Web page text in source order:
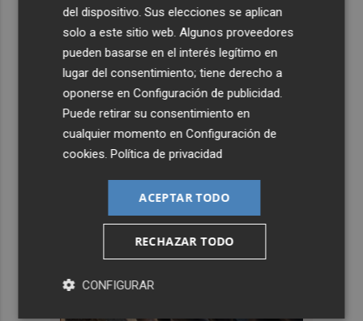
del dispositivo. Sus elecciones se aplican
solo a este sitio web. Algunos proveedores
pueden basarse en el interés legítimo en
lugar del consentimiento; tiene derecho a
oponerse enConfiguración de publicidad.
Puede retirar su consentimiento en
cualquier momento enConfiguración de
cookies.Política de privacidad
ACEPTAR TODO
RECHAZAR TODO
CONFIGURAR